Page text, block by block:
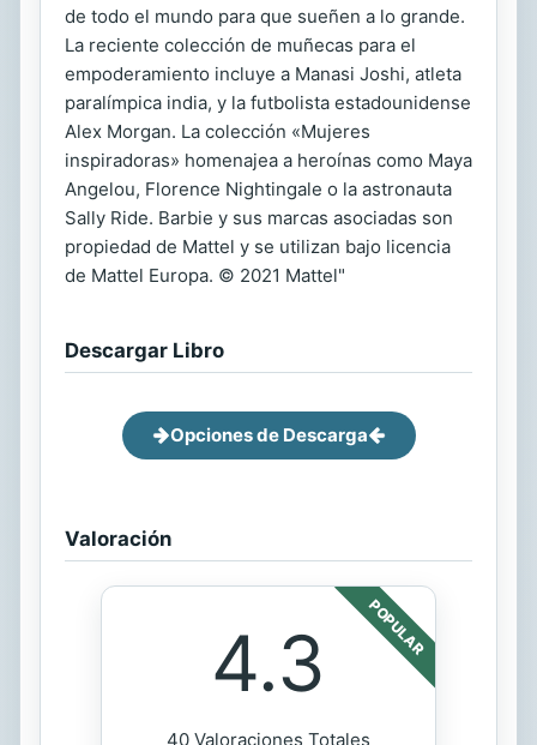
de todo el mundo para que sueñen a lo grande.
La reciente colección de muñecas para el
empoderamiento incluye a Manasi Joshi, atleta
paralímpica india, y la futbolista estadounidense
Alex Morgan. La colección «Mujeres
inspiradoras» homenajea a heroínas como Maya
Angelou, Florence Nightingale o la astronauta
Sally Ride. Barbie y sus marcas asociadas son
propiedad de Mattel y se utilizan bajo licencia
de Mattel Europa. © 2021 Mattel"
Descargar Libro
Opciones de Descarga
Valoración
POPULAR
4.3
40 Valoraciones Totales